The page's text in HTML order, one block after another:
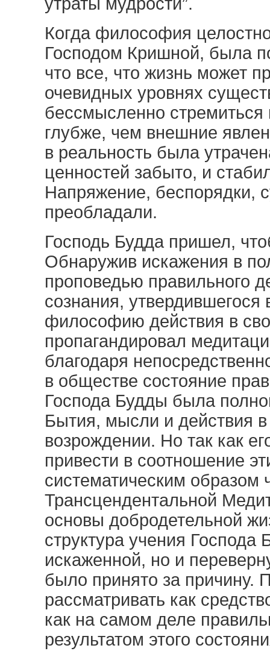
утраты мудрости”.
Когда философия
Господом Кришной, была
что все, что жизнь может
очевидных уровнях
бессмысленно
глубже, чем внешние
в реальность была
ценностей забыто, и
Напряжение, беспорядки,
преобладали.
Господь Будда пришел,
Обнаружив искажения в
проповедью правильного
сознания,
философию действия в
пропагандировал
благодаря
в обществе состояние
Господа Будды была
Бытия, мысли и действия
возрождении. Но так как
привести в соотношение
систематическим образом
Трансцендентальной
основы добродетельной
структура учения Господа
искаженной, но и
было принято за причину.
рассматривать как
как на самом деле
результатом этого